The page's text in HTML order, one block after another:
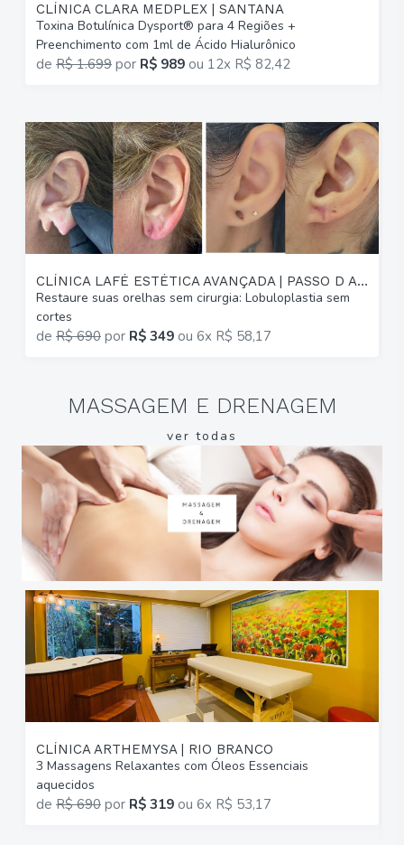
CLÍNICA CLARA MEDPLEX | SANTANA
Toxina Botulínica Dysport® para 4 Regiões +
Preenchimento com 1ml de Ácido Hialurônico
de R$ 1.699 por R$ 989 ou 12x R$ 82,42
CLÍNICA LAFÉ ESTÉTICA AVANÇADA | PASSO D AREIA
Restaure suas orelhas sem cirurgia: Lobuloplastia sem
cortes
de R$ 690 por R$ 349 ou 6x R$ 58,17
MASSAGEM E DRENAGEM
ver todas
CLÍNICA ARTHEMYSA | RIO BRANCO
3 Massagens Relaxantes com Óleos Essenciais
aquecidos
de R$ 690 por R$ 319 ou 6x R$ 53,17